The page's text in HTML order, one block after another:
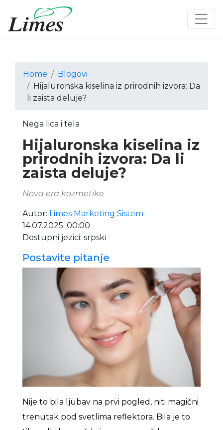
Home
Blogovi
Hijaluronska kiselina iz prirodnih izvora: Da
li zaista deluje?
Nega lica i tela
Hijaluronska kiselina iz
prirodnih izvora: Da li
zaista deluje?
Nova era kozmetike
Autor: Limes Marketing Sistem
14.07.2025. 00:00
Dostupni jezici: srpski
Postavite pitanje
Nije to bila ljubav na prvi pogled, niti magični
trenutak pod svetlima reflektora. Bila je to